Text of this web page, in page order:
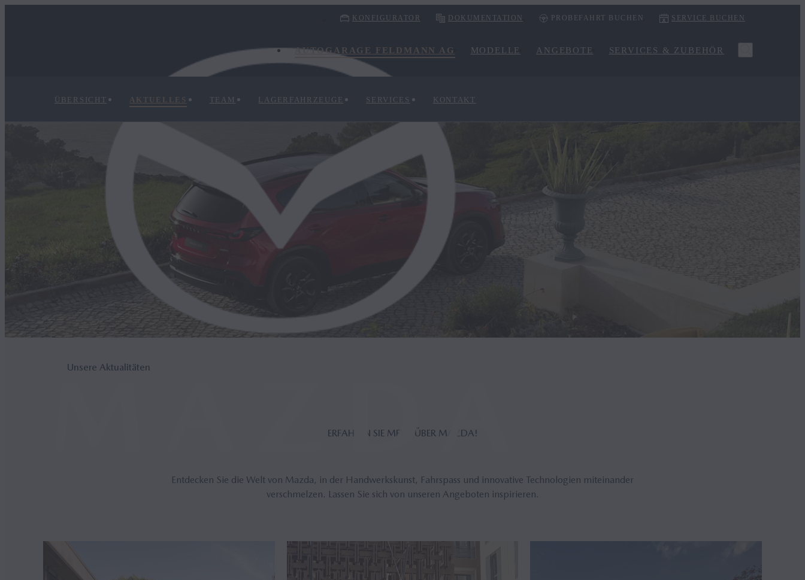
KONFIGURATOR DOKUMENTATION PROBEFAHRT BUCHEN SERVICE BUCHEN
AUTOGARAGE FELDMANN AG MODELLE ANGEBOTE SERVICES & ZUBEHÖR
ÜBERSICHT AKTUELLES TEAM LAGERFAHRZEUGE SERVICES KONTAKT
Unsere Aktualitäten
ER­FAH­REN SIE MEHR ÜBER MAZDA!
Entdecken Sie die Welt von Mazda, in der Handwerkskunst, Fahrspass und innovative Technologien miteinander
verschmelzen. Lassen Sie sich von unseren Angeboten inspirieren.